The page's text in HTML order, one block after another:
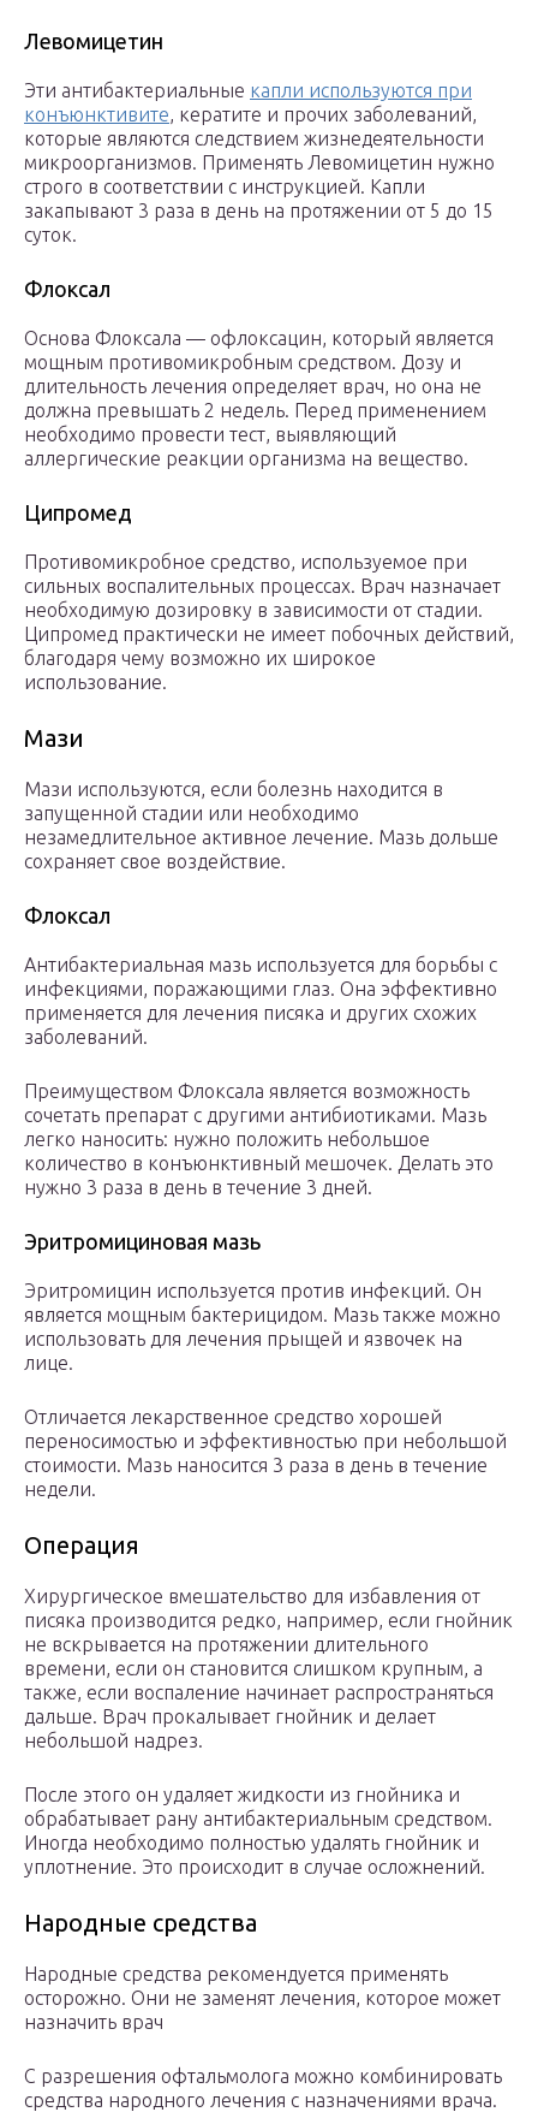
Левомицетин
Эти антибактериальные капли используются при
конъюнктивите, кератите и прочих заболеваний,
которые являются следствием жизнедеятельности
микроорганизмов. Применять Левомицетин нужно
строго в соответствии с инструкцией. Капли
закапывают 3 раза в день на протяжении от 5 до 15
суток.
Флоксал
Основа Флоксала — офлоксацин, который является
мощным противомикробным средством. Дозу и
длительность лечения определяет врач, но она не
должна превышать 2 недель. Перед применением
необходимо провести тест, выявляющий
аллергические реакции организма на вещество.
Ципромед
Противомикробное средство, используемое при
сильных воспалительных процессах. Врач назначает
необходимую дозировку в зависимости от стадии.
Ципромед практически не имеет побочных действий,
благодаря чему возможно их широкое
использование.
Мази
Мази используются, если болезнь находится в
запущенной стадии или необходимо
незамедлительное активное лечение. Мазь дольше
сохраняет свое воздействие.
Флоксал
Антибактериальная мазь используется для борьбы с
инфекциями, поражающими глаз. Она эффективно
применяется для лечения писяка и других схожих
заболеваний.
Преимуществом Флоксала является возможность
сочетать препарат с другими антибиотиками. Мазь
легко наносить: нужно положить небольшое
количество в конъюнктивный мешочек. Делать это
нужно 3 раза в день в течение 3 дней.
Эритромициновая мазь
Эритромицин используется против инфекций. Он
является мощным бактерицидом. Мазь также можно
использовать для лечения прыщей и язвочек на
лице.
Отличается лекарственное средство хорошей
переносимостью и эффективностью при небольшой
стоимости. Мазь наносится 3 раза в день в течение
недели.
Операция
Хирургическое вмешательство для избавления от
писяка производится редко, например, если гнойник
не вскрывается на протяжении длительного
времени, если он становится слишком крупным, а
также, если воспаление начинает распространяться
дальше. Врач прокалывает гнойник и делает
небольшой надрез.
После этого он удаляет жидкости из гнойника и
обрабатывает рану антибактериальным средством.
Иногда необходимо полностью удалять гнойник и
уплотнение. Это происходит в случае осложнений.
Народные средства
Народные средства рекомендуется применять
осторожно. Они не заменят лечения, которое может
назначить врач
С разрешения офтальмолога можно комбинировать
средства народного лечения с назначениями врача.